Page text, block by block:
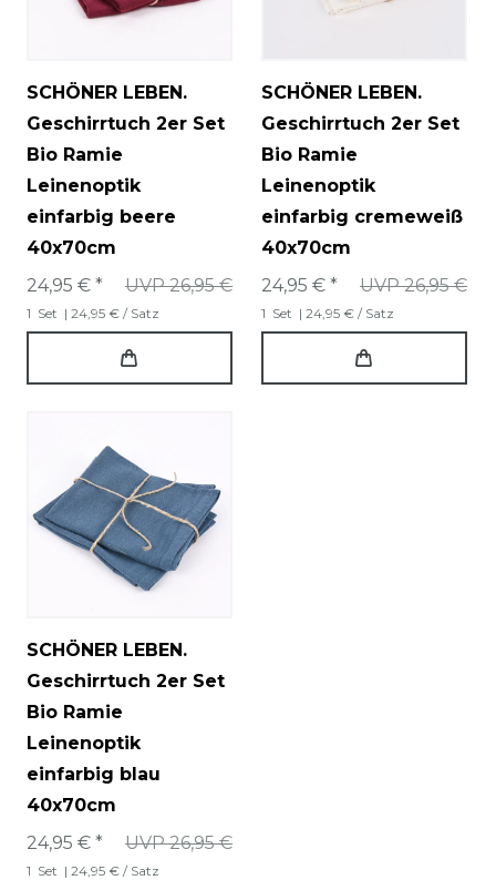
SCHÖNER LEBEN.
Geschirrtuch 2er Set
Bio Ramie
Leinenoptik
einfarbig beere
40x70cm
UVP 26,95 €
24,95 € *
1 Set | 24,95 € / Satz
SCHÖNER LEBEN.
Geschirrtuch 2er Set
Bio Ramie
Leinenoptik
einfarbig cremeweiß
40x70cm
UVP 26,95 €
24,95 € *
1 Set | 24,95 € / Satz
SCHÖNER LEBEN.
Geschirrtuch 2er Set
Bio Ramie
Leinenoptik
einfarbig blau
40x70cm
UVP 26,95 €
24,95 € *
1 Set | 24,95 € / Satz